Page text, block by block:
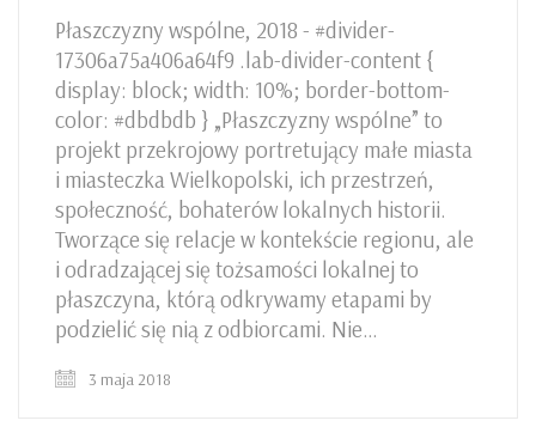
Płaszczyzny wspólne, 2018 - #divider-
17306a75a406a64f9 .lab-divider-content {
display: block; width: 10%; border-bottom-
color: #dbdbdb } „Płaszczyzny wspólne” to
projekt przekrojowy portretujący małe miasta
i miasteczka Wielkopolski, ich przestrzeń,
społeczność, bohaterów lokalnych historii.
Tworzące się relacje w kontekście regionu, ale
i odradzającej się tożsamości lokalnej to
płaszczyna, którą odkrywamy etapami by
podzielić się nią z odbiorcami. Nie…
3 maja 2018